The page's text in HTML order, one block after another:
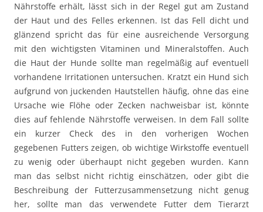
Nährstoffe erhält, lässt sich in der Regel gut am Zustand
der Haut und des Felles erkennen. Ist das Fell dicht und
glänzend spricht das für eine ausreichende Versorgung
mit den wichtigsten Vitaminen und Mineralstoffen. Auch
die Haut der Hunde sollte man regelmäßig auf eventuell
vorhandene Irritationen untersuchen. Kratzt ein Hund sich
aufgrund von juckenden Hautstellen häufig, ohne das eine
Ursache wie Flöhe oder Zecken nachweisbar ist, könnte
dies auf fehlende Nährstoffe verweisen. In dem Fall sollte
ein kurzer Check des in den vorherigen Wochen
gegebenen Futters zeigen, ob wichtige Wirkstoffe eventuell
zu wenig oder überhaupt nicht gegeben wurden. Kann
man das selbst nicht richtig einschätzen, oder gibt die
Beschreibung der Futterzusammensetzung nicht genug
her, sollte man das verwendete Futter dem Tierarzt